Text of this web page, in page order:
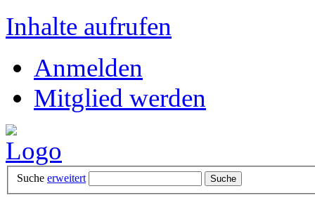
Inhalte aufrufen
Anmelden
Mitglied werden
Suche erweitert